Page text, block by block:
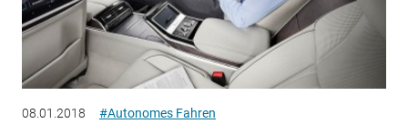
08.01.2018 #Autonomes Fahren